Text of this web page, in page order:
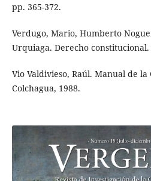
pp. 365-372.
Verdugo, Mario, Humberto
Urquiaga. Derecho constitucional.
Vio Valdivieso, Raúl. Manual de la
Colchagua, 1988.